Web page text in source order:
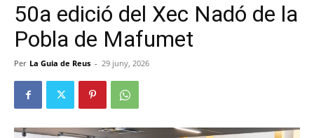
50a edició del Xec Nadó de la
Pobla de Mafumet
Per La Guia de Reus - 29 juny, 2026